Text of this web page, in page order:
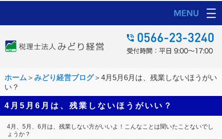
ホーム ＞ みどり経営ブログ＞4月5月6月は、残業しないほうがい
い？
4月5月6月は、残業しないほうがいい？
4月、5月、6月は、残業しない方がいいよ！こんなことは聞いたことないでし
ょうか？